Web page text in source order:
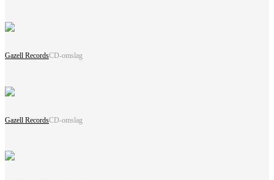
Gazell RecordsCD-omslag
Gazell RecordsCD-omslag